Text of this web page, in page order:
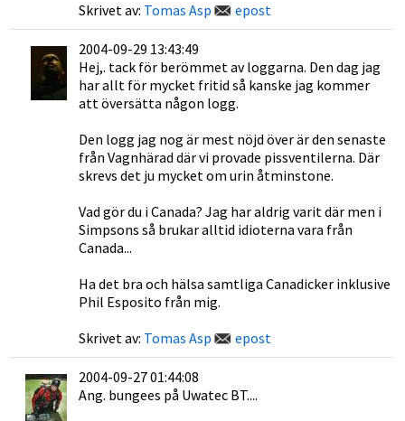
Skrivet av: Tomas Asp epost
2004-09-29 13:43:49
Hej,. tack för berömmet av loggarna. Den dag jag
har allt för mycket fritid så kanske jag kommer
att översätta någon logg.
Den logg jag nog är mest nöjd över är den senaste
från Vagnhärad där vi provade pissventilerna. Där
skrevs det ju mycket om urin åtminstone.
Vad gör du i Canada? Jag har aldrig varit där men i
Simpsons så brukar alltid idioterna vara från
Canada...
Ha det bra och hälsa samtliga Canadicker inklusive
Phil Esposito från mig.
Skrivet av: Tomas Asp epost
2004-09-27 01:44:08
Ang. bungees på Uwatec BT....